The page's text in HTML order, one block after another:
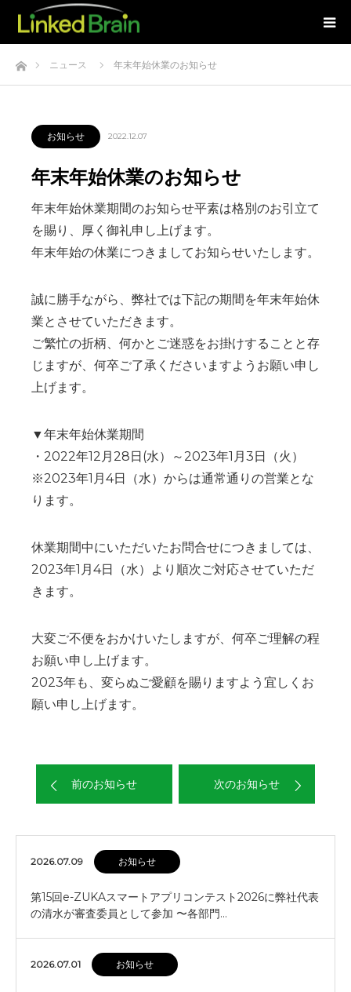
ホームニュース 年末年始休業のお知らせ
お知らせ 2022.12.07
年末年始休業のお知らせ
年末年始休業期間のお知らせ平素は格別のお引立て
を賜り、厚く御礼申し上げます。
年末年始の休業につきましてお知らせいたします。
誠に勝手ながら、弊社では下記の期間を年末年始休
業とさせていただきます。
ご繁忙の折柄、何かとご迷惑をお掛けすることと存
じますが、何卒ご了承くださいますようお願い申し
上げます。
▼年末年始休業期間
・2022年12月28日(水）～2023年1月3日（火）
※2023年1月4日（水）からは通常通りの営業とな
ります。
休業期間中にいただいたお問合せにつきましては、
2023年1月4日（水）より順次ご対応させていただ
きます。
大変ご不便をおかけいたしますが、何卒ご理解の程
お願い申し上げます。
2023年も、変らぬご愛顧を賜りますよう宜しくお
願い申し上げます。
前のお知らせ 次のお知らせ
2026.07.09 お知らせ
第15回e-ZUKAスマートアプリコンテスト2026に弊社代表
の清水が審査委員として参加 〜各部門…
2026.07.01 お知らせ